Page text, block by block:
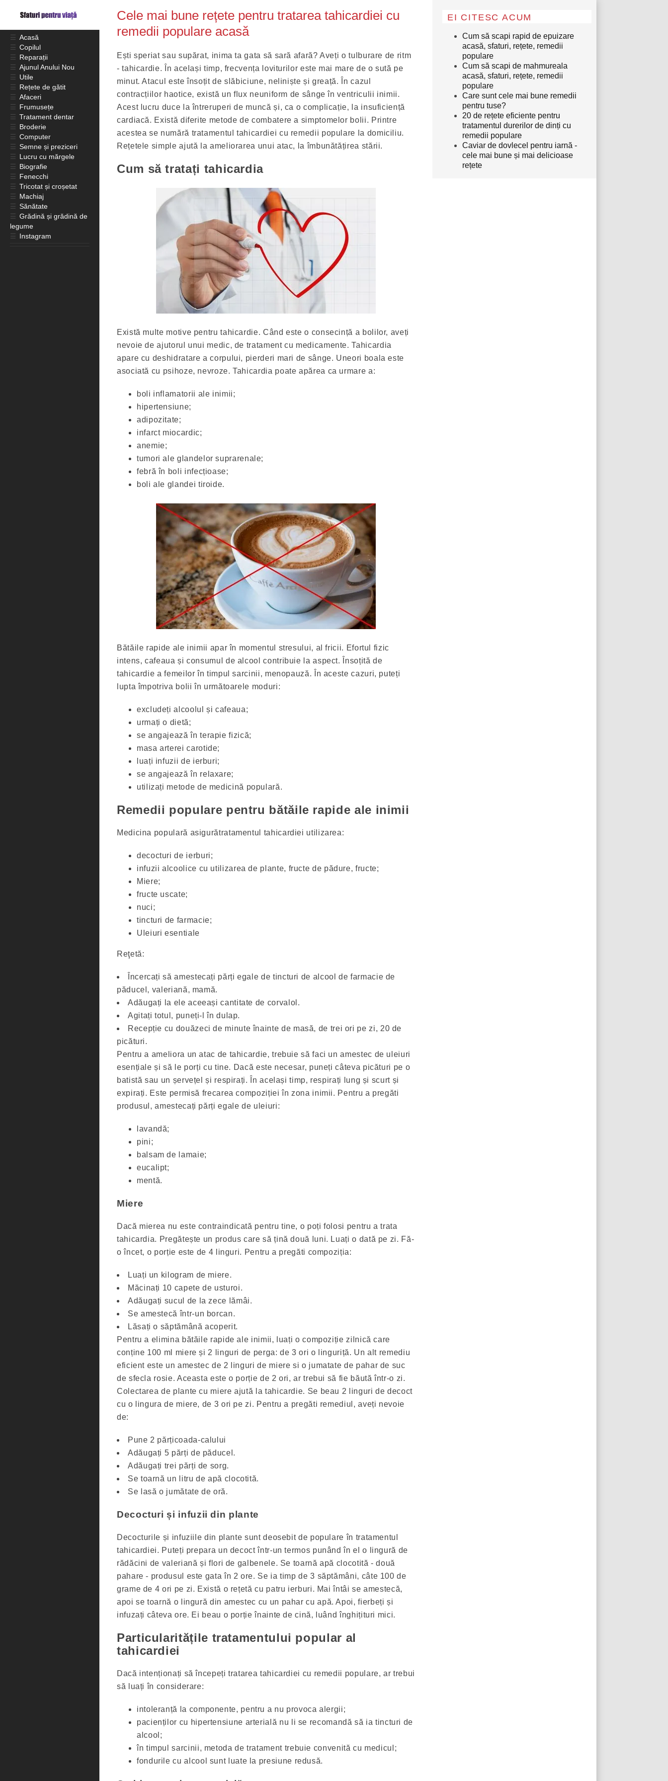
Cele mai bune rețete pentru tratarea tahicardiei cu
remedii populare acasă
Ești speriat sau supărat, inima ta gata să sară afară? Aveți o tulburare de ritm
- tahicardie. În același timp, frecvența loviturilor este mai mare de o sută pe
minut. Atacul este însoțit de slăbiciune, neliniște și greață. În cazul
contracțiilor haotice, există un flux neuniform de sânge în ventriculii inimii.
Acest lucru duce la întreruperi de muncă și, ca o complicație, la insuficiență
cardiacă. Există diferite metode de combatere a simptomelor bolii. Printre
acestea se numără tratamentul tahicardiei cu remedii populare la domiciliu.
Rețetele simple ajută la ameliorarea unui atac, la îmbunătățirea stării.
Cum să tratați tahicardia
Există multe motive pentru tahicardie. Când este o consecință a bolilor, aveți
nevoie de ajutorul unui medic, de tratament cu medicamente. Tahicardia
apare cu deshidratare a corpului, pierderi mari de sânge. Uneori boala este
asociată cu psihoze, nevroze. Tahicardia poate apărea ca urmare a:
boli inflamatorii ale inimii;
hipertensiune;
adipozitate;
infarct miocardic;
anemie;
tumori ale glandelor suprarenale;
febră în boli infecțioase;
boli ale glandei tiroide.
Bătăile rapide ale inimii apar în momentul stresului, al fricii. Efortul fizic
intens, cafeaua și consumul de alcool contribuie la aspect. Însoțită de
tahicardie a femeilor în timpul sarcinii, menopauză. În aceste cazuri, puteți
lupta împotriva bolii în următoarele moduri:
excludeți alcoolul și cafeaua;
urmați o dietă;
se angajează în terapie fizică;
masa arterei carotide;
luați infuzii de ierburi;
se angajează în relaxare;
utilizați metode de medicină populară.
Remedii populare pentru bătăile rapide ale inimii
Medicina populară asigurătratamentul tahicardiei utilizarea:
decocturi de ierburi;
infuzii alcoolice cu utilizarea de plante, fructe de pădure, fructe;
Miere;
fructe uscate;
nuci;
tincturi de farmacie;
Uleiuri esentiale
Reţetă:
Încercați să amestecați părți egale de tincturi de alcool de farmacie de
păducel, valeriană, mamă.
Adăugați la ele aceeași cantitate de corvalol.
Agitați totul, puneți-l în dulap.
Recepție cu douăzeci de minute înainte de masă, de trei ori pe zi, 20 de
picături.
Pentru a ameliora un atac de tahicardie, trebuie să faci un amestec de uleiuri
esențiale și să le porți cu tine. Dacă este necesar, puneți câteva picături pe o
batistă sau un șervețel și respirați. În același timp, respirați lung și scurt și
expirați. Este permisă frecarea compoziției în zona inimii. Pentru a pregăti
produsul, amestecați părți egale de uleiuri:
lavandă;
pini;
balsam de lamaie;
eucalipt;
mentă.
Miere
Dacă mierea nu este contraindicată pentru tine, o poți folosi pentru a trata
tahicardia. Pregătește un produs care să țină două luni. Luați o dată pe zi. Fă-
o încet, o porție este de 4 linguri. Pentru a pregăti compoziția:
Luați un kilogram de miere.
Măcinați 10 capete de usturoi.
Adăugați sucul de la zece lămâi.
Se amestecă într-un borcan.
Lăsați o săptămână acoperit.
Pentru a elimina bătăile rapide ale inimii, luați o compoziție zilnică care
conține 100 ml miere și 2 linguri de perga: de 3 ori o linguriță. Un alt remediu
eficient este un amestec de 2 linguri de miere si o jumatate de pahar de suc
de sfecla rosie. Aceasta este o porție de 2 ori, ar trebui să fie băută într-o zi.
Colectarea de plante cu miere ajută la tahicardie. Se beau 2 linguri de decoct
cu o lingura de miere, de 3 ori pe zi. Pentru a pregăti remediul, aveți nevoie
de:
Pune 2 părțicoada-calului
Adăugați 5 părți de păducel.
Adăugați trei părți de sorg.
Se toarnă un litru de apă clocotită.
Se lasă o jumătate de oră.
Decocturi și infuzii din plante
Decocturile și infuziile din plante sunt deosebit de populare în tratamentul
tahicardiei. Puteți prepara un decoct într-un termos punând în el o lingură de
rădăcini de valeriană și flori de galbenele. Se toarnă apă clocotită - două
pahare - produsul este gata în 2 ore. Se ia timp de 3 săptămâni, câte 100 de
grame de 4 ori pe zi. Există o rețetă cu patru ierburi. Mai întâi se amestecă,
apoi se toarnă o lingură din amestec cu un pahar cu apă. Apoi, fierbeți și
infuzați câteva ore. Ei beau o porție înainte de cină, luând înghițituri mici.
Particularitățile tratamentului popular al
tahicardiei
Dacă intenționați să începeți tratarea tahicardiei cu remedii populare, ar trebui
să luați în considerare:
intoleranță la componente, pentru a nu provoca alergii;
pacienților cu hipertensiune arterială nu li se recomandă să ia tincturi de
alcool;
în timpul sarcinii, metoda de tratament trebuie convenită cu medicul;
fondurile cu alcool sunt luate la presiune redusă.
EI CITESC ACUM
Cum să scapi rapid de epuizare
acasă, sfaturi, rețete, remedii
populare
Cum să scapi de mahmureala
acasă, sfaturi, rețete, remedii
populare
Care sunt cele mai bune remedii
pentru tuse?
20 de rețete eficiente pentru
tratamentul durerilor de dinți cu
remedii populare
Caviar de dovlecel pentru iarnă -
cele mai bune și mai delicioase
rețete
☰ Acasă
☰ Copilul
☰ Reparații
☰ Ajunul Anului Nou
☰ Utile
☰ Rețete de gătit
☰ Afaceri
☰ Frumusețe
☰ Tratament dentar
☰ Broderie
☰ Computer
☰ Semne și preziceri
☰ Lucru cu mărgele
☰ Biografie
☰ Fenecchi
☰ Tricotat și croșetat
☰ Machiaj
☰ Sănătate
☰ Grădină și grădină de
legume
☰ Instagram